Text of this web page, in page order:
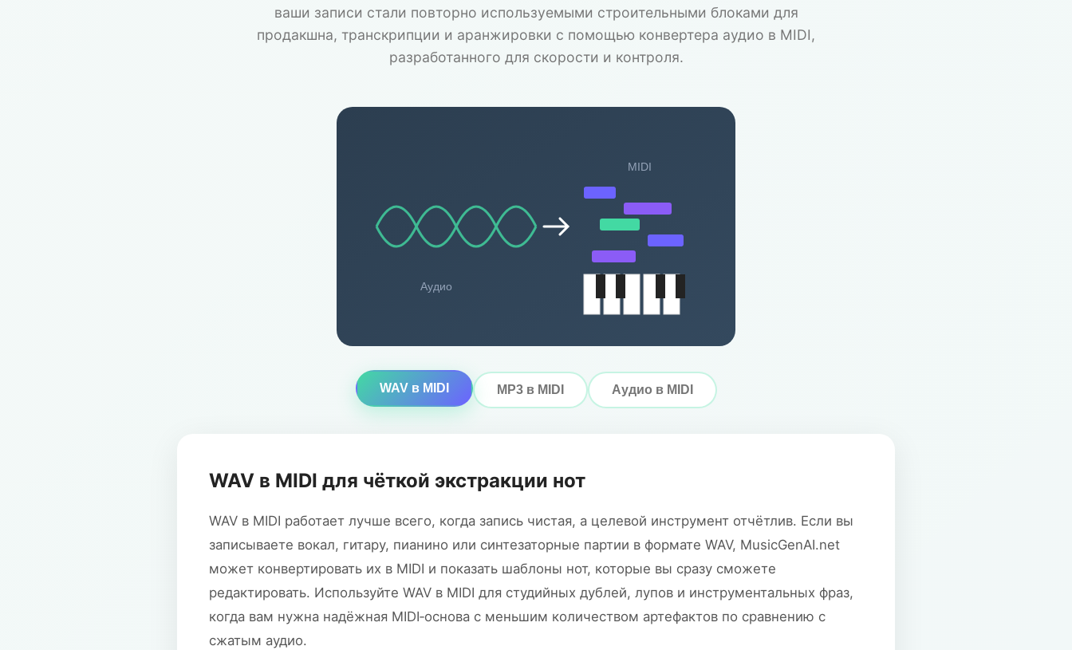
ваши записи стали повторно используемыми строительными блоками для
продакшна, транскрипции и аранжировки с помощью конвертера аудио в MIDI,
разработанного для скорости и контроля.
Аудио
MIDI
WAV в MIDI MP3 в MIDI Аудио в MIDI
WAV в MIDI для чёткой экстракции нот
WAV в MIDI работает лучше всего, когда запись чистая, а целевой инструмент отчётлив. Если вы
записываете вокал, гитару, пианино или синтезаторные партии в формате WAV, MusicGenAI.net
может конвертировать их в MIDI и показать шаблоны нот, которые вы сразу сможете
редактировать. Используйте WAV в MIDI для студийных дублей, лупов и инструментальных фраз,
когда вам нужна надёжная MIDI‑основа с меньшим количеством артефактов по сравнению с
сжатым аудио.